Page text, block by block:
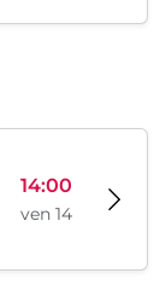
14:00
ven 14